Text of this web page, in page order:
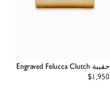
حقيبة Engraved Felucca Clutch
Regular
$1,950